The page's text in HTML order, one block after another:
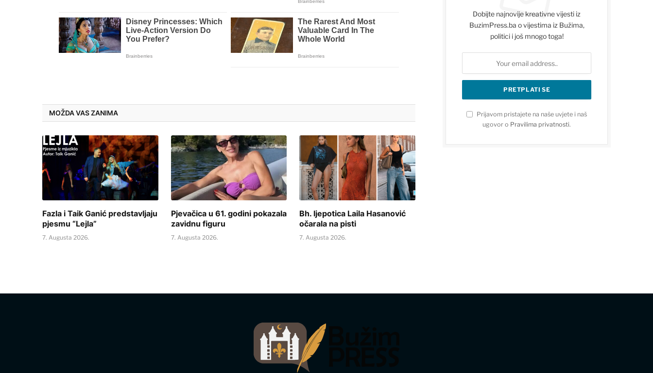
MOŽDA VAS ZANIMA
Fazla i Taik Ganić predstavljaju
pjesmu “Lejla”
7. Augusta 2026.
Pjevačica u 61. godini pokazala
zavidnu figuru
7. Augusta 2026.
Bh. ljepotica Laila Hasanović
očarala na pisti
7. Augusta 2026.
Dobijte najnovije kreativne vijesti iz
BuzimPress.ba o vijestima iz Bužima,
politici i još mnogo toga!
Prijavom pristajete na naše uvjete i naš
ugovor o Pravilima privatnosti.